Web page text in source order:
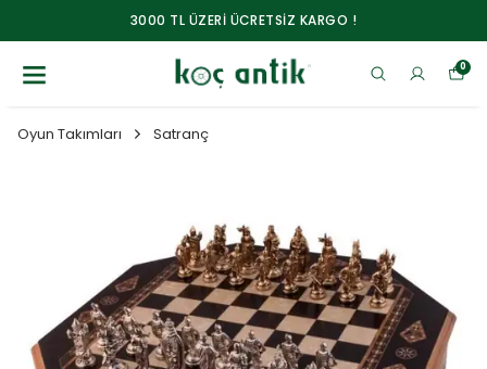
3000 TL ÜZERİ ÜCRETSİZ KARGO !
0
Oyun Takımları Satranç